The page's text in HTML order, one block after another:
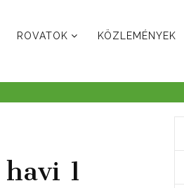
ROVATOK KÖZLEMÉNYEK
1